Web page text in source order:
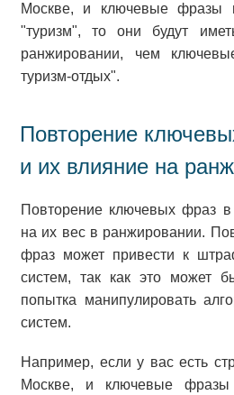
Москве, и ключевые фразы
"туризм", то они будут
ранжировании, чем
туризм-отдых".
Повторение
и их влияние на
Повторение ключевых фраз в
на их вес в ранжировании.
фраз может привести к
систем, так как это может
попытка манипулировать
систем.
Например, если у вас есть
Москве, и ключевые